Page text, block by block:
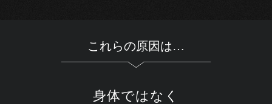
これらの原因は…
身体ではなく